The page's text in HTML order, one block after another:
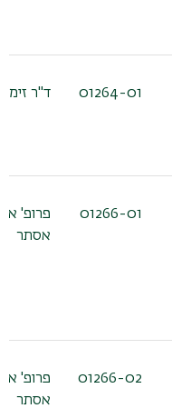
01264-01 ד"ר
01266-01
פרופ'
אסתר
01266-02
פרופ'
אסתר